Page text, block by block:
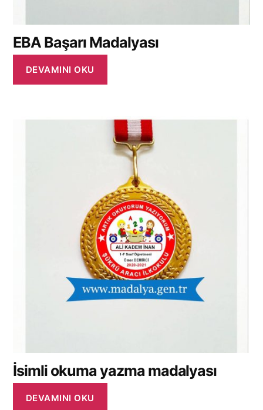
EBA Başarı Madalyası
DEVAMINI OKU
İsimli okuma yazma madalyası
DEVAMINI OKU